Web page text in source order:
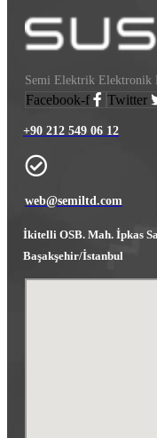
Semi Elektrik Elektronik
Facebook-f Twitter
+90 212 549 06 12
web@semiltd.com
İkitelli OSB. Mah. İpkas
Başakşehir/İstanbul